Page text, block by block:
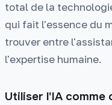
total de la
qui fait l'essence du
trouver entre
l'expertise humaine.
Utiliser l'IA comme